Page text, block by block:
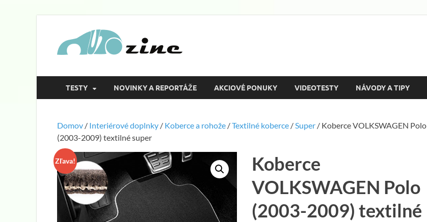
TESTY NOVINKY A REPORTÁŽE AKCIOVÉ PONUKY VIDEOTESTY NÁVODY A TIPY
Domov / Interiérové doplnky / Koberce a rohože /Textilné koberce /Super / Koberce VOLKSWAGEN Polo
(2003-2009) textilné super
Zľava!
Koberce
VOLKSWAGEN Polo
(2003-2009) textilné